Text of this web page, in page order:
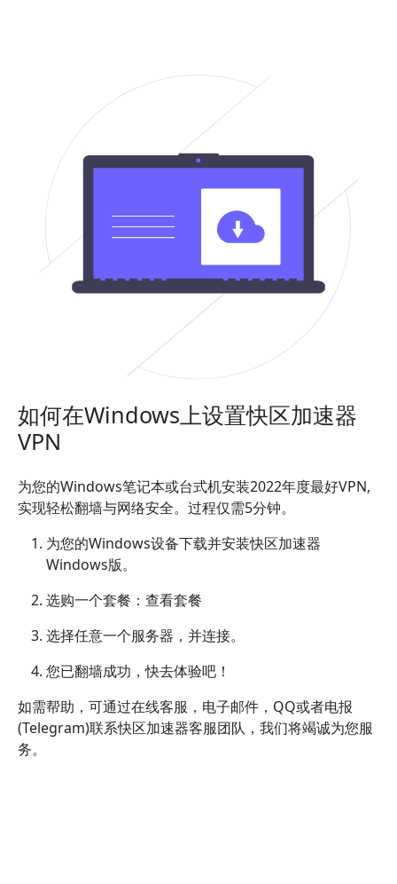
如何在Windows上设置快区加速器
VPN
为您的Windows笔记本或台式机安装2022年度最好VPN,
实现轻松翻墙与网络安全。过程仅需5分钟。
为您的Windows设备下载并安装快区加速器
Windows版。
选购一个套餐：查看套餐
选择任意一个服务器，并连接。
您已翻墙成功，快去体验吧！
如需帮助，可通过在线客服，电子邮件，QQ或者电报
(Telegram)联系快区加速器客服团队，我们将竭诚为您服
务。